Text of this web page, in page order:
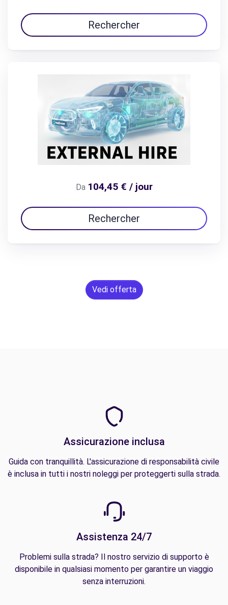
Rechercher
Da 104,45 € / jour
Rechercher
Vedi offerta
Assicurazione inclusa
Guida con tranquillità. L'assicurazione di responsabilità civile
è inclusa in tutti i nostri noleggi per proteggerti sulla strada.
Assistenza 24/7
Problemi sulla strada? Il nostro servizio di supporto è
disponibile in qualsiasi momento per garantire un viaggio
senza interruzioni.